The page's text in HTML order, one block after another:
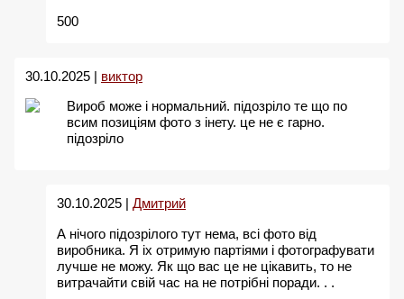
500
30.10.2025 | виктор
Вироб може і нормальний. підозріло те що по
всим позиціям фото з інету. це не є гарно.
підозріло
30.10.2025 | Дмитрий
А нiчого пiдозрiлого тут нема, всi фото вiд
виробника. Я iх отримую партiями i фотографувати
лучше не можу. Як що вас це не цiкавить, то не
витрачайти свiй час на не потрiбнi поради. . .